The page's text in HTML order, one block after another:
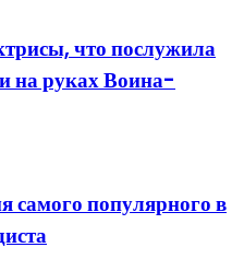
что послужила
на руках Воина-
самого популярного в